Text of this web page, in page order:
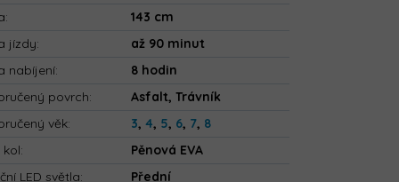
:
143 cm
jízdy:
až 90 minut
nabíjení:
8 hodin
povrch:
Asfalt, Trávník
věk: 3,4, 5, 6, 7, 8
kol:
Pěnová EVA
LED světla:
Přední